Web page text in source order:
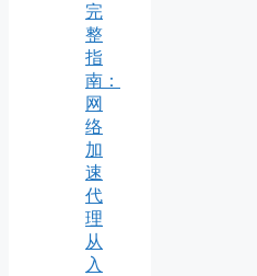
完
整
指
南：
网
络
加
速
代
理
从
入